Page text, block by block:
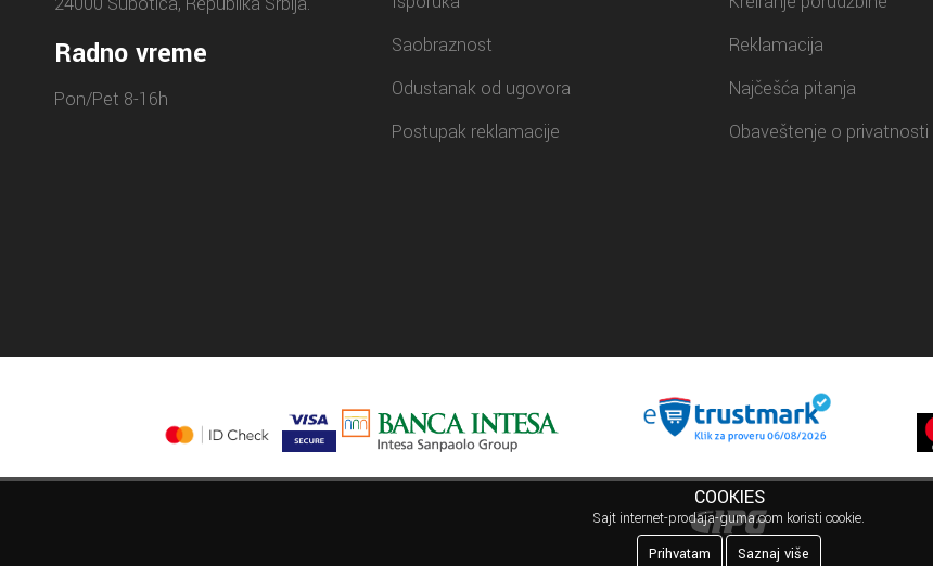
Radno vreme
Pon/Pet 8-16h
Saobraznost
Odustanak od ugovora
Postupak reklamacije
Reklamacija
Najčešća pitanja
Obaveštenje o privatnosti
COOKIES
Sajt internet-prodaja-guma.com koristi cookie.
Prihvatam
Saznaj više